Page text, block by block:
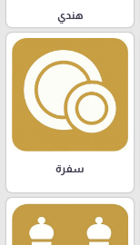
هندي
سفرة